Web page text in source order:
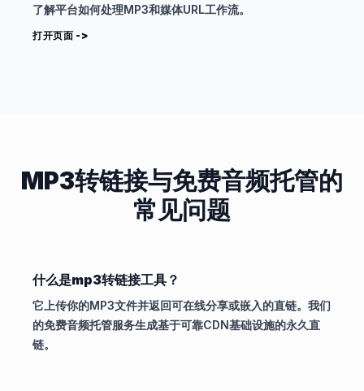
了解平台如何处理MP3和媒体URL工作流。
打开页面 ->
MP3转链接与免费音频托管的
常见问题
什么是mp3转链接工具？
它上传你的MP3文件并返回可在线分享或嵌入的直链。我们
的免费音频托管服务生成基于可靠CDN基础设施的永久直
链。